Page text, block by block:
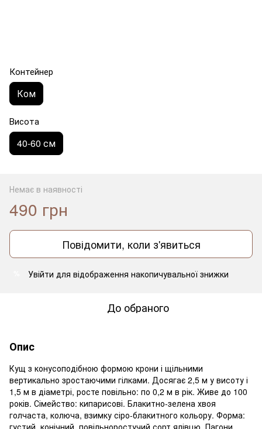
Контейнер
Ком
Висота
40-60 см
Немає в наявності
490 грн
Повідомити, коли з'явиться
Увійти для відображення накопичувальної знижки
До обраного
Опис
Кущ з конусоподібною формою крони і щільними
вертикально зростаючими гілками. Досягає 2,5 м у висоту і
1,5 м в діаметрі, росте повільно: по 0,2 м в рік. Живе до 100
років. Сімейство: кипарисові. Блакитно-зелена хвоя
голчаста, колюча, взимку сіро-блакитного кольору. Форма:
густий, конічний, повільноростучий сорт ялівцю. Пагони